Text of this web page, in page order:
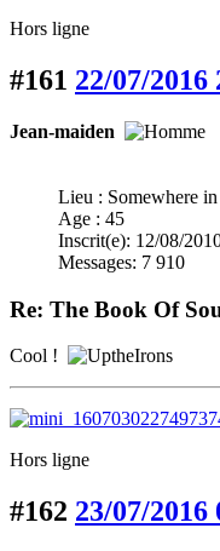
Hors ligne
#161 22/07/2016
Jean-maiden
Lieu : Somewhere
Age : 45
Inscrit(e): 12/08/
Messages: 7 910
Re: The Book Of
Cool !
Hors ligne
#162 23/07/2016